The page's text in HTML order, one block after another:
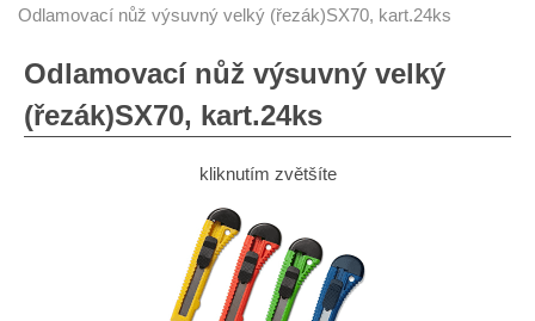
Odlamovací nůž výsuvný velký (řezák)SX70, kart.24ks
Odlamovací nůž výsuvný velký
(řezák)SX70, kart.24ks
kliknutím zvětšíte